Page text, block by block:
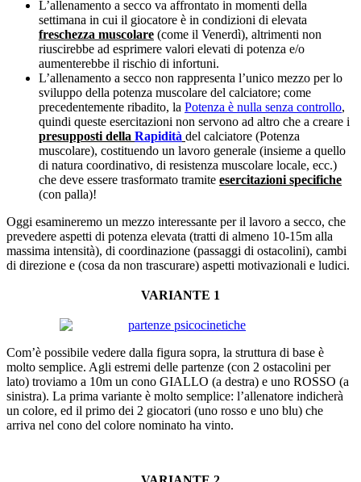
L’allenamento a secco va affrontato in momenti della
settimana in cui il giocatore è in condizioni di elevata
freschezza muscolare (come il Venerdì), altrimenti non
riuscirebbe ad esprimere valori elevati di potenza e/o
aumenterebbe il rischio di infortuni.
L’allenamento a secco non rappresenta l’unico mezzo per lo
sviluppo della potenza muscolare del calciatore; come
precedentemente ribadito, la Potenza è nulla senza controllo,
quindi queste esercitazioni non servono ad altro che a creare i
presupposti della Rapidità del calciatore (Potenza
muscolare), costituendo un lavoro generale (insieme a quello
di natura coordinativo, di resistenza muscolare locale, ecc.)
che deve essere trasformato tramite esercitazioni specifiche
(con palla)!
Oggi esamineremo un mezzo interessante per il lavoro a secco, che
prevedere aspetti di potenza elevata (tratti di almeno 10-15m alla
massima intensità), di coordinazione (passaggi di ostacolini), cambi
di direzione e (cosa da non trascurare) aspetti motivazionali e ludici.
VARIANTE 1
Com’è possibile vedere dalla figura sopra, la struttura di base è
molto semplice. Agli estremi delle partenze (con 2 ostacolini per
lato) troviamo a 10m un cono GIALLO (a destra) e uno ROSSO (a
sinistra). La prima variante è molto semplice: l’allenatore indicherà
un colore, ed il primo dei 2 giocatori (uno rosso e uno blu) che
arriva nel cono del colore nominato ha vinto.